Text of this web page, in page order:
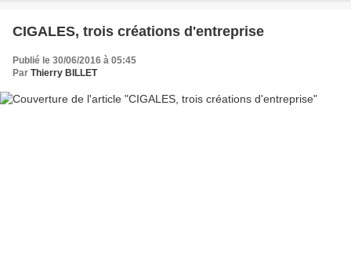
CIGALES, trois créations d'entreprise
Publié le 30/06/2016 à 05:45
Par Thierry BILLET